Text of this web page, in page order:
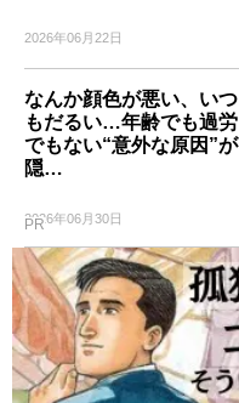
2026年06月22日
なんか顔色が悪い、いつ
もだるい…年齢でも過労
でもない“意外な原因”が
隠…
2026年06月30日
PR